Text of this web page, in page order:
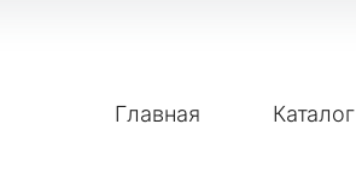
Главная Каталог